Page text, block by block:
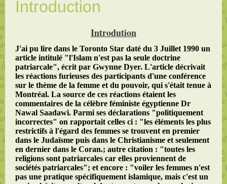
Introduction
Introdution
J'ai pu lire dans le Toronto Star daté du 3 Juillet 1990 un
article intitulé "l'Islam n'est pas la seule doctrine
patriarcale", écrit par Gwynne Dyer. L'article décrivait
les réactions furieuses des participants d'une conférence
sur le thème de la femme et du pouvoir, qui s'était tenue à
Montréal. La source de ces réactions étaient les
commentaires de la célèbre féministe égyptienne Dr
Nawal Saadawi. Parmi ses déclarations "politiquement
incorrectes" on rapportait celles ci : "les éléments les plus
restrictifs à l'égard des femmes se trouvent en premier
dans le Judaïsme puis dans le Christianisme et seulement
en dernier dans le Coran.; autre citation : "toutes les
religions sont patriarcales car elles proviennent de
sociétés patriarcales"; et encore : "voiler les femmes n'est
pas une pratique spécifiquement islamique, mais c'est un